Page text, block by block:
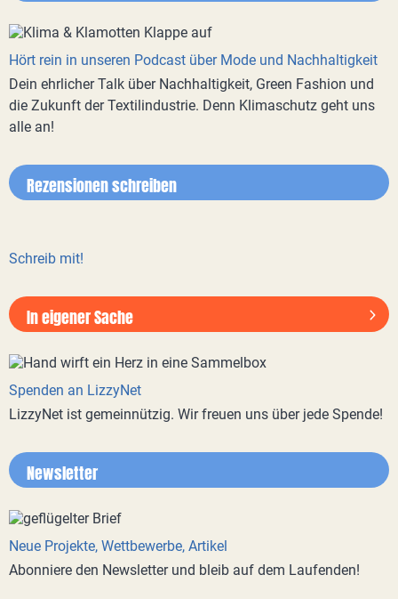
Hört rein in unseren Podcast über Mode und Nachhaltigkeit
Dein ehrlicher Talk über Nachhaltigkeit, Green Fashion und
die Zukunft der Textilindustrie. Denn Klimaschutz geht uns
alle an!
Rezensionen schreiben
Schreib mit!
In eigener Sache
Spenden an LizzyNet
LizzyNet ist gemeinnützig. Wir freuen uns über jede Spende!
Newsletter
Neue Projekte, Wettbewerbe, Artikel
Abonniere den Newsletter und bleib auf dem Laufenden!